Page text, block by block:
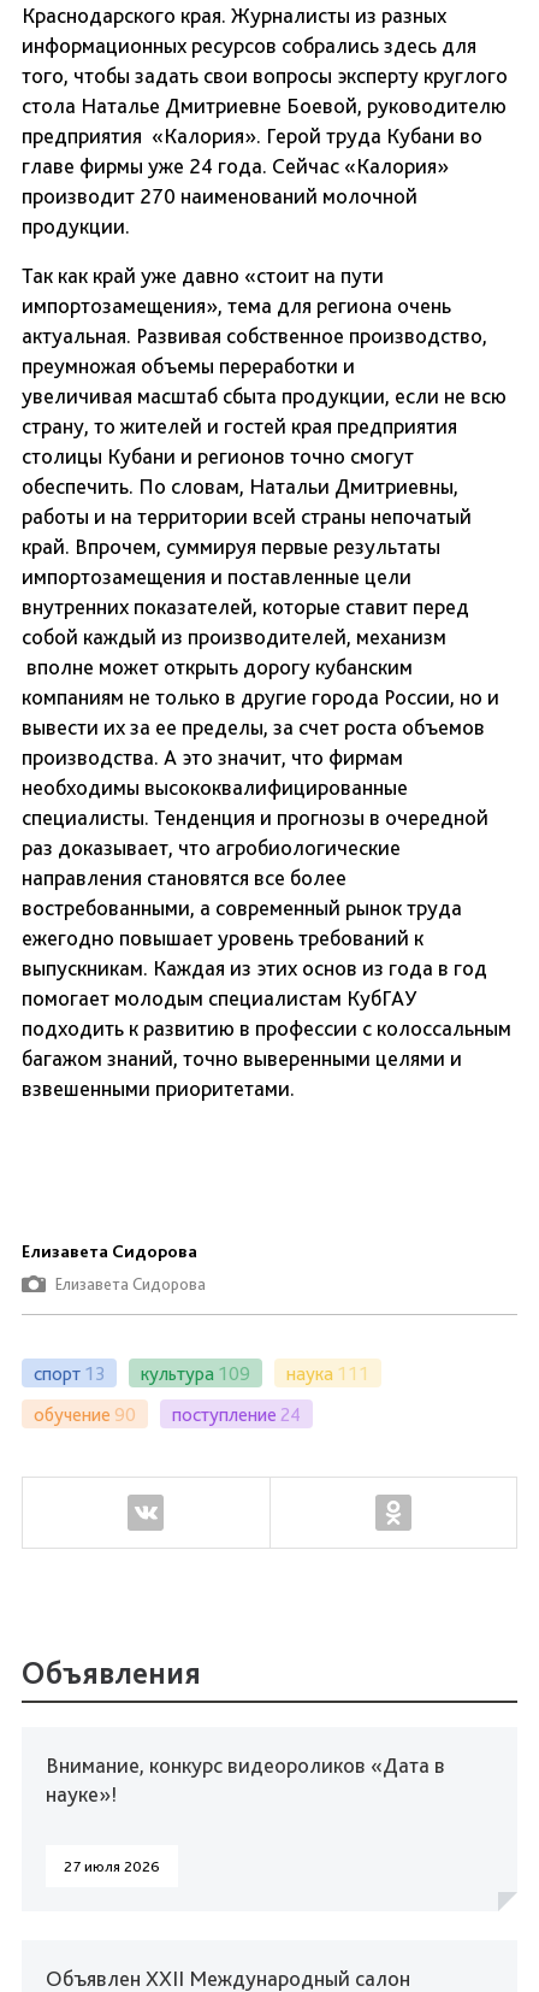
Краснодарского края. Журналисты из разных
информационных ресурсов собрались здесь для
того, чтобы задать свои вопросы эксперту круглого
стола Наталье Дмитриевне Боевой, руководителю
предприятия «Калория». Герой труда Кубани во
главе фирмы уже 24 года. Сейчас «Калория»
производит 270 наименований молочной
продукции.
Так как край уже давно «стоит на пути
импортозамещения», тема для региона очень
актуальная. Развивая собственное производство,
преумножая объемы переработки и
увеличивая масштаб сбыта продукции, если не всю
страну, то жителей и гостей края предприятия
столицы Кубани и регионов точно смогут
обеспечить. По словам, Натальи Дмитриевны,
работы и на территории всей страны непочатый
край. Впрочем, суммируя первые результаты
импортозамещения и поставленные цели
внутренних показателей, которые ставит перед
собой каждый из производителей, механизм
вполне может открыть дорогу кубанским
компаниям не только в другие города России, но и
вывести их за ее пределы, за счет роста объемов
производства. А это значит, что фирмам
необходимы высококвалифицированные
специалисты. Тенденция и прогнозы в очередной
раз доказывает, что агробиологические
направления становятся все более
востребованными, а современный рынок труда
ежегодно повышает уровень требований к
выпускникам. Каждая из этих основ из года в год
помогает молодым специалистам КубГАУ
подходить к развитию в профессии с колоссальным
багажом знаний, точно выверенными целями и
взвешенными приоритетами.
Елизавета Сидорова
Елизавета Сидорова
спорт 13 культура 109 наука 111
обучение 90 поступление 24
Объявления
Внимание, конкурс видеороликов «Дата в
науке»!
27 июля 2026
Объявлен XXII Международный салон